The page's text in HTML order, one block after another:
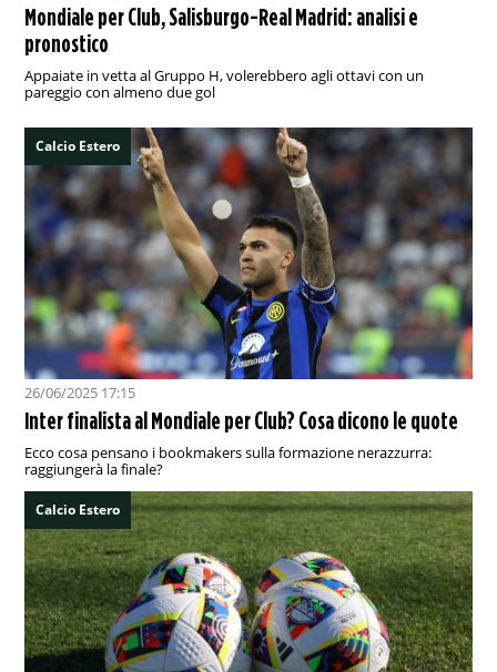
Mondiale per Club, Salisburgo-Real Madrid: analisi e
pronostico
Appaiate in vetta al Gruppo H, volerebbero agli ottavi con un
pareggio con almeno due gol
Calcio Estero
26/06/2025 17:15
Inter finalista al Mondiale per Club? Cosa dicono le quote
Ecco cosa pensano i bookmakers sulla formazione nerazzurra:
raggiungerà la finale?
Calcio Estero